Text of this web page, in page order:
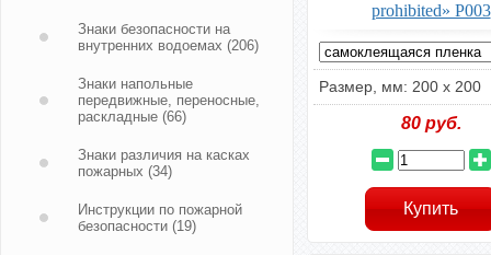
prohibited» P003
Размер, мм: 200 х 200
80руб.
Знаки безопасности на
внутренних водоемах (206)
Знаки напольные
передвижные, переносные,
раскладные (66)
Знаки различия на касках
пожарных (34)
Инструкции по пожарной
безопасности (19)